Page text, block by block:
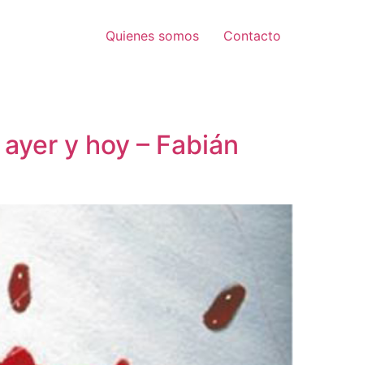
Quienes somos Contacto
y hoy – Fabián